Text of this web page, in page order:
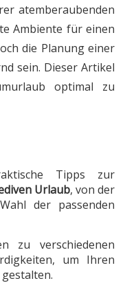
atemberaubenden
Ambiente für einen
die Planung einer
sein. Dieser Artikel
optimal zu
Tipps zur
Urlaub, von der
der passenden
zu verschiedenen
um Ihren